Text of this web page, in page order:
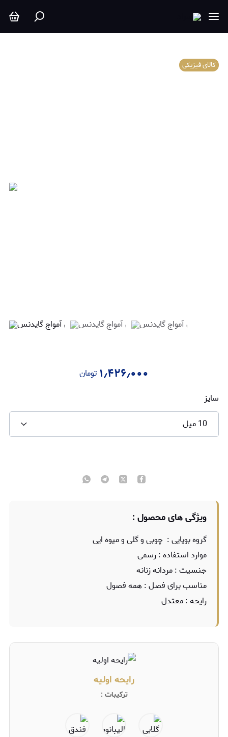
کالای فیزیکی
۱٫۴۲۶٫۰۰۰ تومان
سایز
10 میل
ویژگی های محصول :
گروه بویایی : چوبی و گلی و میوه ایی
موارد استفاده : رسمی
جنسیت : مردانه زنانه
مناسب برای فصل : همه فصول
رایحه : معتدل
رایحه اولیه
ترکیبات :